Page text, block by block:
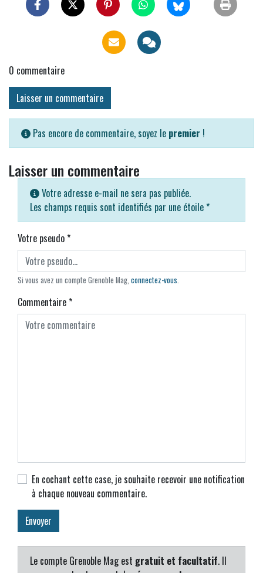
0 commentaire
Laisser un commentaire
Pas encore de commentaire, soyez le premier !
Laisser un commentaire
Votre adresse e-mail ne sera pas publiée.
Les champs requis sont identifiés par une étoile *
Votre pseudo*
Si vous avez un compte Grenoble Mag, connectez-vous.
Commentaire*
En cochant cette case, je souhaite recevoir une notification
à chaque nouveau commentaire.
Le compte Grenoble Mag est gratuit et facultatif. Il